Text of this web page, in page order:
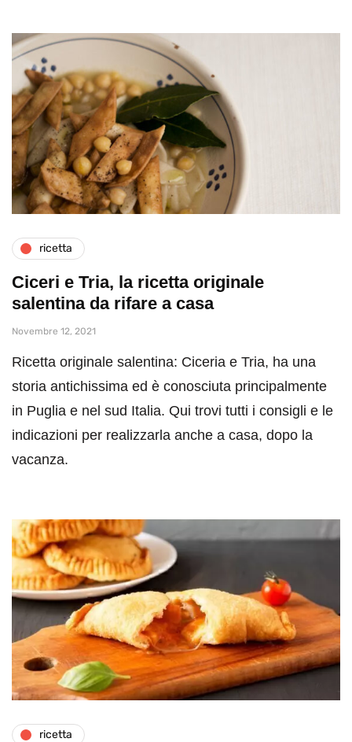
ricetta
Ciceri e Tria, la ricetta originale
salentina da rifare a casa
Novembre 12, 2021
Ricetta originale salentina: Ciceria e Tria, ha una
storia antichissima ed è conosciuta principalmente
in Puglia e nel sud Italia. Qui trovi tutti i consigli e le
indicazioni per realizzarla anche a casa, dopo la
vacanza.
ricetta